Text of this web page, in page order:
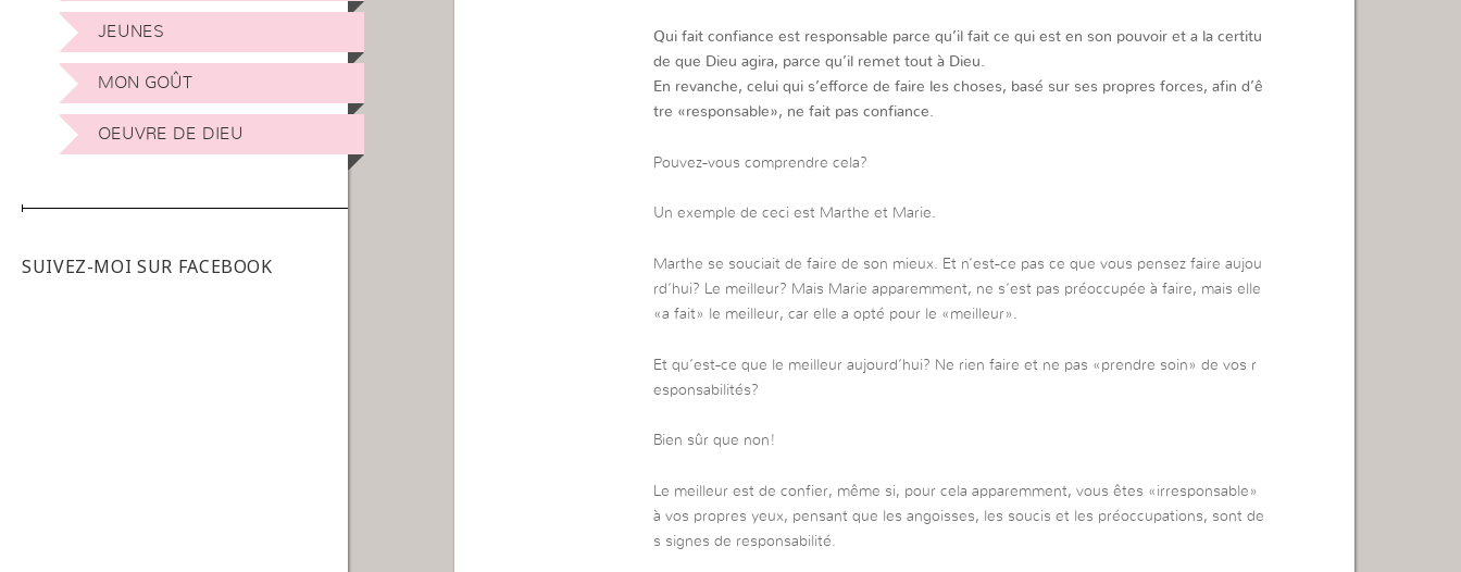
JEUNES
MON GOÛT
OEUVRE DE DIEU
SUIVEZ-MOI SUR FACEBOOK
Qui fait confiance est responsable parce qu’il fait ce qui est en son pouvoir et a la certitu
de que Dieu agira, parce qu’il remet tout à Dieu.
En revanche, celui qui s’efforce de faire les choses, basé sur ses propres forces, afin d’ê
tre «responsable», ne fait pas confiance.
Pouvez-vous comprendre cela?
Un exemple de ceci est Marthe et Marie.
Marthe se souciait de faire de son mieux. Et n’est-ce pas ce que vous pensez faire aujou
rd’hui? Le meilleur? Mais Marie apparemment, ne s’est pas préoccupée à faire, mais elle
«a fait» le meilleur, car elle a opté pour le «meilleur».
Et qu’est-ce que le meilleur aujourd’hui? Ne rien faire et ne pas «prendre soin» de vos r
esponsabilités?
Bien sûr que non!
Le meilleur est de confier, même si, pour cela apparemment, vous êtes «irresponsable»
à vos propres yeux, pensant que les angoisses, les soucis et les préoccupations, sont de
s signes de responsabilité.